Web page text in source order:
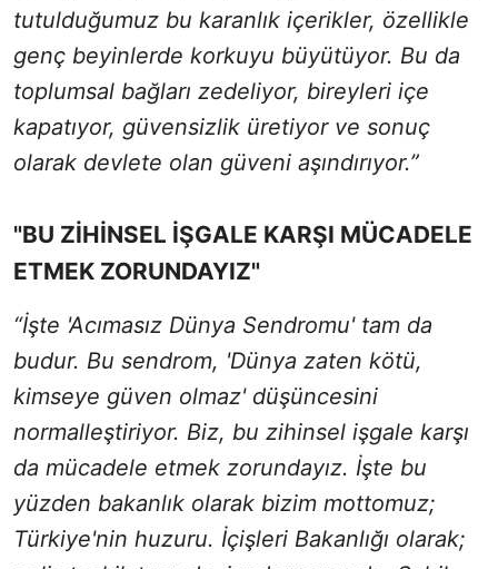
tutulduğumuz bu karanlık içerikler, özellikle
genç beyinlerde korkuyu büyütüyor. Bu da
toplumsal bağları zedeliyor, bireyleri içe
kapatıyor, güvensizlik üretiyor ve sonuç
olarak devlete olan güveni aşındırıyor.”
"BU ZİHİNSEL İŞGALE KARŞI MÜCADELE
ETMEK ZORUNDAYIZ"
“İşte 'Acımasız Dünya Sendromu' tam da
budur. Bu sendrom, 'Dünya zaten kötü,
kimseye güven olmaz' düşüncesini
normalleştiriyor. Biz, bu zihinsel işgale karşı
da mücadele etmek zorundayız. İşte bu
yüzden bakanlık olarak bizim mottomuz;
Türkiye'nin huzuru. İçişleri Bakanlığı olarak;